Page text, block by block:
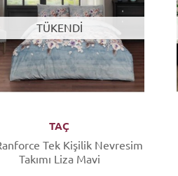
TÜKENDİ
TAÇ
Tek Kişilik Nevresim
Takımı Liza Mavi